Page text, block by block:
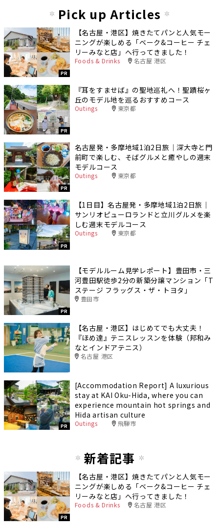
Pick up Articles
PR
【名古屋・港区】焼きたてパンと人気モー
ニングが楽しめる「ベーク&コーヒー チェ
リーみなと店」へ行ってきました！
Foods & Drinks 名古屋 港区
PR
『耳をすませば』の聖地巡礼へ！聖蹟桜ヶ
丘のモデル地を巡るおすすめコース
Outings 東京都
PR
名古屋発・多摩地域1泊2日旅｜深大寺と門
前町で楽しむ、そばグルメと癒やしの週末
モデルコース
Outings 東京都
PR
【1日目】名古屋発・多摩地域1泊2日旅｜
サンリオピューロランドと立川グルメを楽
しむ週末モデルコース
Outings 東京都
PR
【モデルルーム見学レポート】豊田市・三
河豊田駅徒歩2分の新築分譲マンション「T
ステージ フラッグス・ザ・トヨタ」
豊田市
【名古屋・港区】はじめてでも大丈夫！
『ほめ達』テニスレッスンを体験（邦和み
なとインドアテニス）
名古屋 港区
PR
[Accommodation Report] A luxurious
stay at KAI Oku-Hida, where you can
experience mountain hot springs and
Hida artisan culture
Outings 飛騨市
新着記事
PR
【名古屋・港区】焼きたてパンと人気モー
ニングが楽しめる「ベーク&コーヒー チェ
リーみなと店」へ行ってきました！
Foods & Drinks 名古屋 港区